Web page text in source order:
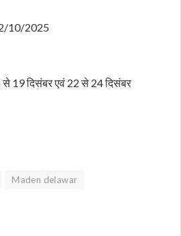
10/2025
से 19 दिसंबर एवं 22 से 24 दिसंबर
Maden delawar